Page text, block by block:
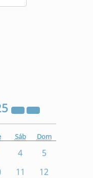
Sáb Dom
4
5
11
12